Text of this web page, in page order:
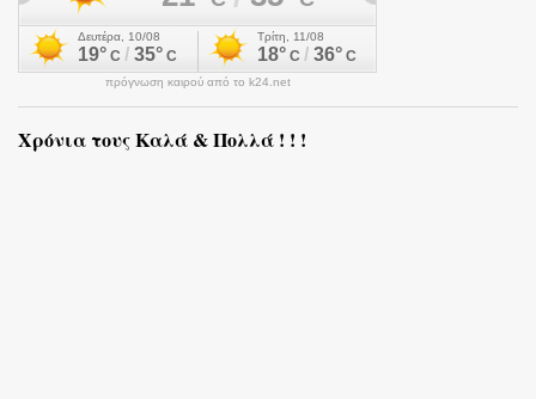
πρόγνωση καιρού από το k24.net
Χρόνια τους Καλά & Πολλά ! ! !